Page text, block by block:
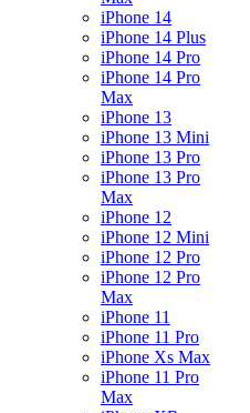
iPhone 14
iPhone 14 Plus
iPhone 14 Pro
iPhone 14 Pro
Max
iPhone 13
iPhone 13 Mini
iPhone 13 Pro
iPhone 13 Pro
Max
iPhone 12
iPhone 12 Mini
iPhone 12 Pro
iPhone 12 Pro
Max
iPhone 11
iPhone 11 Pro
iPhone Xs Max
iPhone 11 Pro
Max